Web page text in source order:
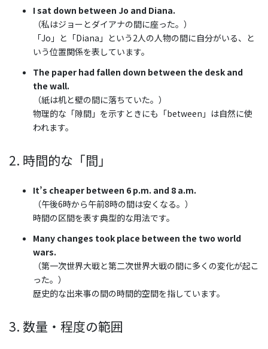
I sat down between Jo and Diana.
（私はジョーとダイアナの間に座った。）
「Jo」と「Diana」という2人の人物の間に自分がいる、と
いう位置関係を表しています。
The paper had fallen down between the desk and
the wall.
（紙は机と壁の間に落ちていた。）
物理的な「隙間」を示すときにも「between」は自然に使
われます。
2. 時間的な「間」
It’s cheaper between 6 p.m. and 8 a.m.
（午後6時から午前8時の間は安くなる。）
時間の区間を表す典型的な用法です。
Many changes took place between the two world
wars.
（第一次世界大戦と第二次世界大戦の間に多くの変化が起こ
った。）
歴史的な出来事の間の時間的空間を指しています。
3. 数量・程度の範囲